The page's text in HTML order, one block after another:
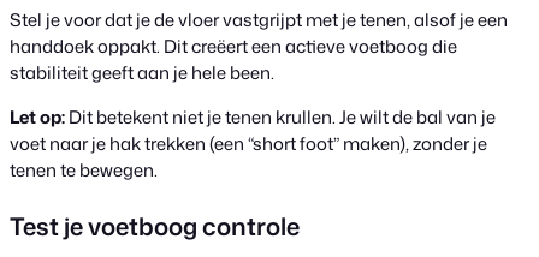
Stel je voor dat je de vloer vastgrijpt met je tenen, alsof je een
handdoek oppakt. Dit creëert een actieve voetboog die
stabiliteit geeft aan je hele been.
Let op:Dit betekent niet je tenen krullen. Je wilt de bal van je
voet naar je hak trekken (een “short foot” maken), zonder je
tenen te bewegen.
Test je voetboog controle